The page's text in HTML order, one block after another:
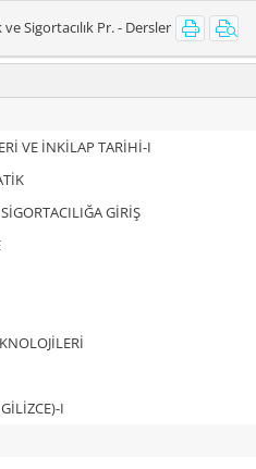
Sigortacılık Pr. - Dersler
VE İNKİLAP TARİHİ-I
GİRİŞ
I